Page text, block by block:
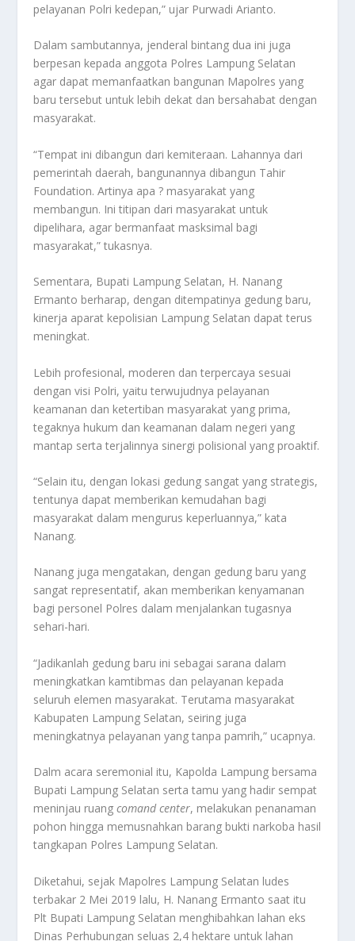
pelayanan Polri kedepan,” ujar Purwadi Arianto.
Dalam sambutannya, jenderal bintang dua ini juga
berpesan kepada anggota Polres Lampung Selatan
agar dapat memanfaatkan bangunan Mapolres yang
baru tersebut untuk lebih dekat dan bersahabat dengan
masyarakat.
“Tempat ini dibangun dari kemiteraan. Lahannya dari
pemerintah daerah, bangunannya dibangun Tahir
Foundation. Artinya apa ? masyarakat yang
membangun. Ini titipan dari masyarakat untuk
dipelihara, agar bermanfaat masksimal bagi
masyarakat,” tukasnya.
Sementara, Bupati Lampung Selatan, H. Nanang
Ermanto berharap, dengan ditempatinya gedung baru,
kinerja aparat kepolisian Lampung Selatan dapat terus
meningkat.
Lebih profesional, moderen dan terpercaya sesuai
dengan visi Polri, yaitu terwujudnya pelayanan
keamanan dan ketertiban masyarakat yang prima,
tegaknya hukum dan keamanan dalam negeri yang
mantap serta terjalinnya sinergi polisional yang proaktif.
“Selain itu, dengan lokasi gedung sangat yang strategis,
tentunya dapat memberikan kemudahan bagi
masyarakat dalam mengurus keperluannya,” kata
Nanang.
Nanang juga mengatakan, dengan gedung baru yang
sangat representatif, akan memberikan kenyamanan
bagi personel Polres dalam menjalankan tugasnya
sehari-hari.
“Jadikanlah gedung baru ini sebagai sarana dalam
meningkatkan kamtibmas dan pelayanan kepada
seluruh elemen masyarakat. Terutama masyarakat
Kabupaten Lampung Selatan, seiring juga
meningkatnya pelayanan yang tanpa pamrih,” ucapnya.
Dalm acara seremonial itu, Kapolda Lampung bersama
Bupati Lampung Selatan serta tamu yang hadir sempat
meninjau ruangcomand center, melakukan penanaman
pohon hingga memusnahkan barang bukti narkoba hasil
tangkapan Polres Lampung Selatan.
Diketahui, sejak Mapolres Lampung Selatan ludes
terbakar 2 Mei 2019 lalu, H. Nanang Ermanto saat itu
Plt Bupati Lampung Selatan menghibahkan lahan eks
Dinas Perhubungan seluas 2,4 hektare untuk lahan